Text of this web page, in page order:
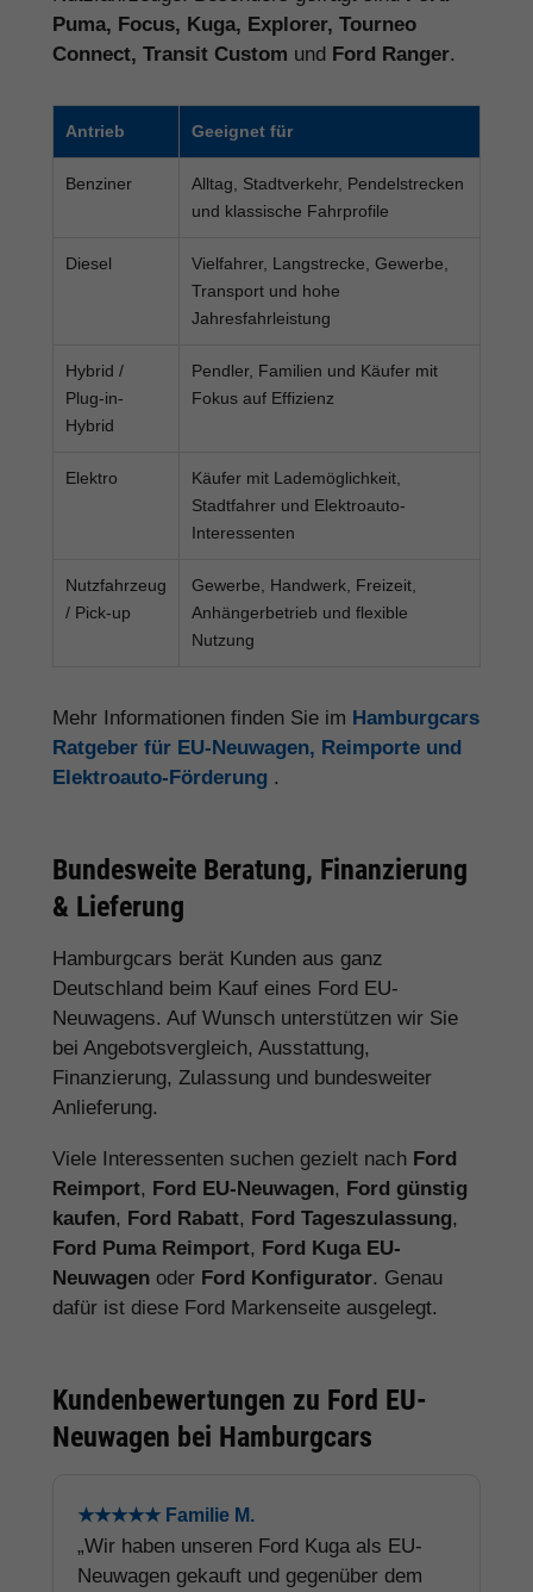
Puma, Focus, Kuga, Explorer, Tourneo
Connect, Transit Custom und Ford Ranger.
Antrieb Geeignet für
Benziner
Alltag, Stadtverkehr, Pendelstrecken
und klassische Fahrprofile
Diesel
Vielfahrer, Langstrecke, Gewerbe,
Transport und hohe
Jahresfahrleistung
Hybrid /
Plug-in-
Hybrid
Pendler, Familien und Käufer mit
Fokus auf Effizienz
Elektro
Käufer mit Lademöglichkeit,
Stadtfahrer und Elektroauto-
Interessenten
Nutzfahrzeug
/ Pick-up
Gewerbe, Handwerk, Freizeit,
Anhängerbetrieb und flexible
Nutzung
Mehr Informationen finden Sie im Hamburgcars
Ratgeber für EU-Neuwagen, Reimporte und
Elektroauto-Förderung .
Bundesweite Beratung, Finanzierung
& Lieferung
Hamburgcars berät Kunden aus ganz
Deutschland beim Kauf eines Ford EU-
Neuwagens. Auf Wunsch unterstützen wir Sie
bei Angebotsvergleich, Ausstattung,
Finanzierung, Zulassung und bundesweiter
Anlieferung.
Viele Interessenten suchen gezielt nach Ford
Reimport, Ford EU-Neuwagen, Ford günstig
kaufen, Ford Rabatt, Ford Tageszulassung,
Ford Puma Reimport, Ford Kuga EU-
Neuwagen oder Ford Konfigurator. Genau
dafür ist diese Ford Markenseite ausgelegt.
Kundenbewertungen zu Ford EU-
Neuwagen bei Hamburgcars
★★★★★ Familie M.
„Wir haben unseren Ford Kuga als EU-
Neuwagen gekauft und gegenüber dem